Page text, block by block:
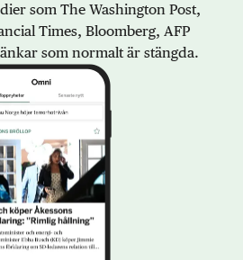
som The Washington Post,
Times, Bloomberg, AFP
som normalt är stängda.